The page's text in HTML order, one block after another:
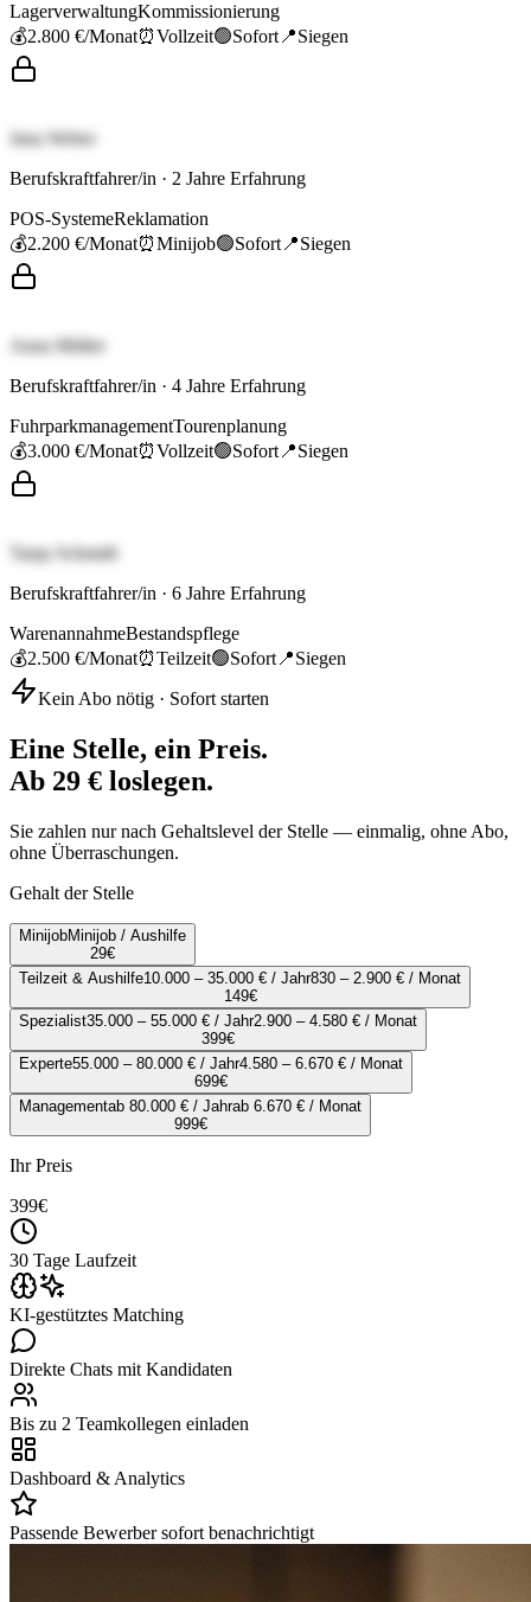
LagerverwaltungKommissionierung
💰2.800 €/Monat⏰Vollzeit🟢Sofort 📍Siegen
Jana Weber
Berufskraftfahrer/in · 2 Jahre Erfahrung
POS-SystemeReklamation
💰2.200 €/Monat⏰Minijob🟢Sofort 📍Siegen
Anna Müller
Berufskraftfahrer/in · 4 Jahre Erfahrung
FuhrparkmanagementTourenplanung
💰3.000 €/Monat⏰Vollzeit🟢Sofort 📍Siegen
Tanja Schmidt
Berufskraftfahrer/in · 6 Jahre Erfahrung
WarenannahmeBestandspflege
💰2.500 €/Monat⏰Teilzeit🟢Sofort 📍Siegen
Kein Abo nötig · Sofort starten
Eine Stelle, ein Preis.
Ab 29 € loslegen.
Sie zahlen nur nach Gehaltslevel der Stelle — einmalig, ohne Abo,
ohne Überraschungen.
Gehalt der Stelle
MinijobMinijob / Aushilfe
29€
Teilzeit & Aushilfe10.000 – 35.000 € / Jahr830 – 2.900 € / Monat
149€
Spezialist35.000 – 55.000 € / Jahr2.900 – 4.580 € / Monat
399€
Experte55.000 – 80.000 € / Jahr4.580 – 6.670 € / Monat
699€
Managementab 80.000 € / Jahrab 6.670 € / Monat
999€
Ihr Preis
399€
30 Tage Laufzeit
KI-gestütztes Matching
Direkte Chats mit Kandidaten
Bis zu 2 Teamkollegen einladen
Dashboard & Analytics
Passende Bewerber sofort benachrichtigt